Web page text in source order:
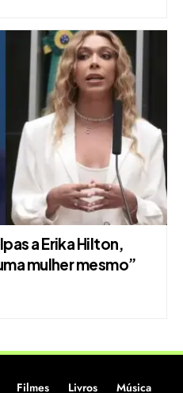
a Erika Hilton,
mulher mesmo”
Filmes Livros Música